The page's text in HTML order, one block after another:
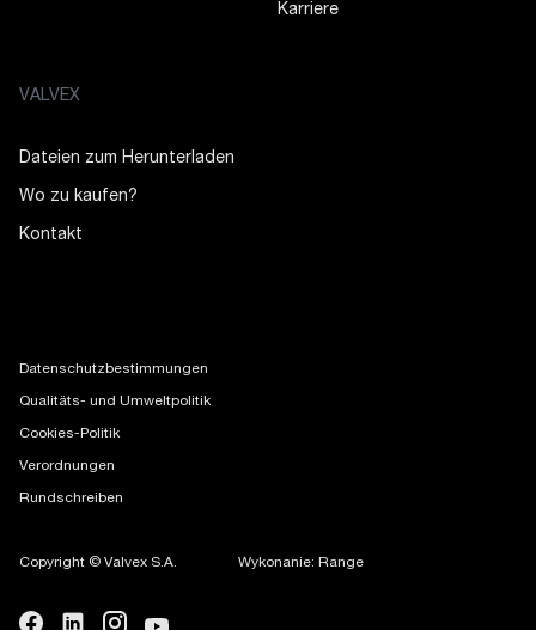
Karriere
VALVEX
Dateien zum Herunterladen
Wo zu kaufen?
Kontakt
Datenschutzbestimmungen
Qualitäts- und Umweltpolitik
Cookies-Politik
Verordnungen
Rundschreiben
Copyright © Valvex S.A. Wykonanie: Range